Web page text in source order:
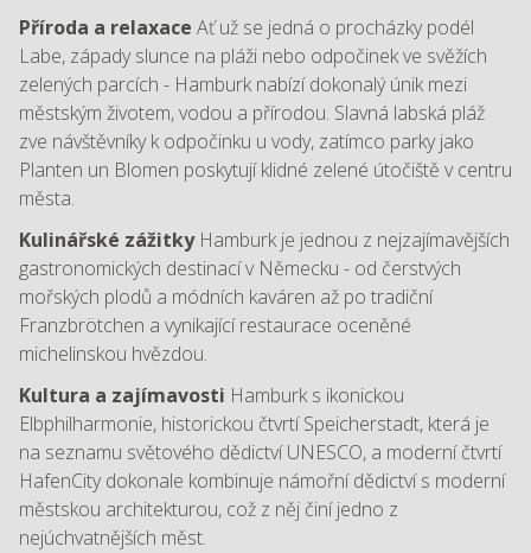
Příroda a relaxace Ať už se jedná o procházky podél
Labe, západy slunce na pláži nebo odpočinek ve svěžích
zelených parcích - Hamburk nabízí dokonalý únik mezi
městským životem, vodou a přírodou. Slavná labská pláž
zve návštěvníky k odpočinku u vody, zatímco parky jako
Planten un Blomen poskytují klidné zelené útočiště v centru
města.
Kulinářské zážitkyHamburk je jednou z nejzajímavějších
gastronomických destinací v Německu - od čerstvých
mořských plodů a módních kaváren až po tradiční
Franzbrötchen a vynikající restaurace oceněné
michelinskou hvězdou.
Kultura a zajímavosti Hamburk s ikonickou
Elbphilharmonie, historickou čtvrtí Speicherstadt, která je
na seznamu světového dědictví UNESCO, a moderní čtvrtí
HafenCity dokonale kombinuje námořní dědictví s moderní
městskou architekturou, což z něj činí jedno z
nejúchvatnějších měst.